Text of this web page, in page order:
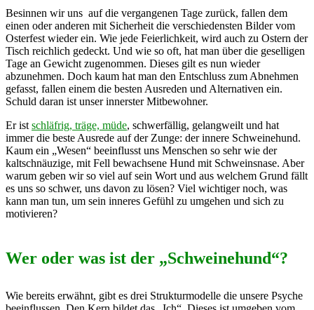
Besinnen wir uns auf die vergangenen Tage zurück, fallen dem
einen oder anderen mit Sicherheit die verschiedensten Bilder vom
Osterfest wieder ein. Wie jede Feierlichkeit, wird auch zu Ostern der
Tisch reichlich gedeckt. Und wie so oft, hat man über die geselligen
Tage an Gewicht zugenommen. Dieses gilt es nun wieder
abzunehmen. Doch kaum hat man den Entschluss zum Abnehmen
gefasst, fallen einem die besten Ausreden und Alternativen ein.
Schuld daran ist unser innerster Mitbewohner.
Er ist schläfrig, träge, müde, schwerfällig, gelangweilt und hat
immer die beste Ausrede auf der Zunge: der innere Schweinehund.
Kaum ein „Wesen“ beeinflusst uns Menschen so sehr wie der
kaltschnäuzige, mit Fell bewachsene Hund mit Schweinsnase. Aber
warum geben wir so viel auf sein Wort und aus welchem Grund fällt
es uns so schwer, uns davon zu lösen? Viel wichtiger noch, was
kann man tun, um sein inneres Gefühl zu umgehen und sich zu
motivieren?
Wer oder was ist der „Schweinehund“?
Wie bereits erwähnt, gibt es drei Strukturmodelle die unsere Psyche